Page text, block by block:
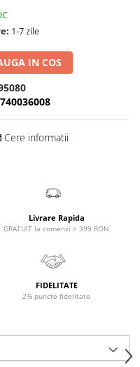
1-7 zile
IN COS
Cere informatii
Livrare Rapida
GRATUIT la comenzi > 399 RON
FIDELITATE
2% puncte fidelitate